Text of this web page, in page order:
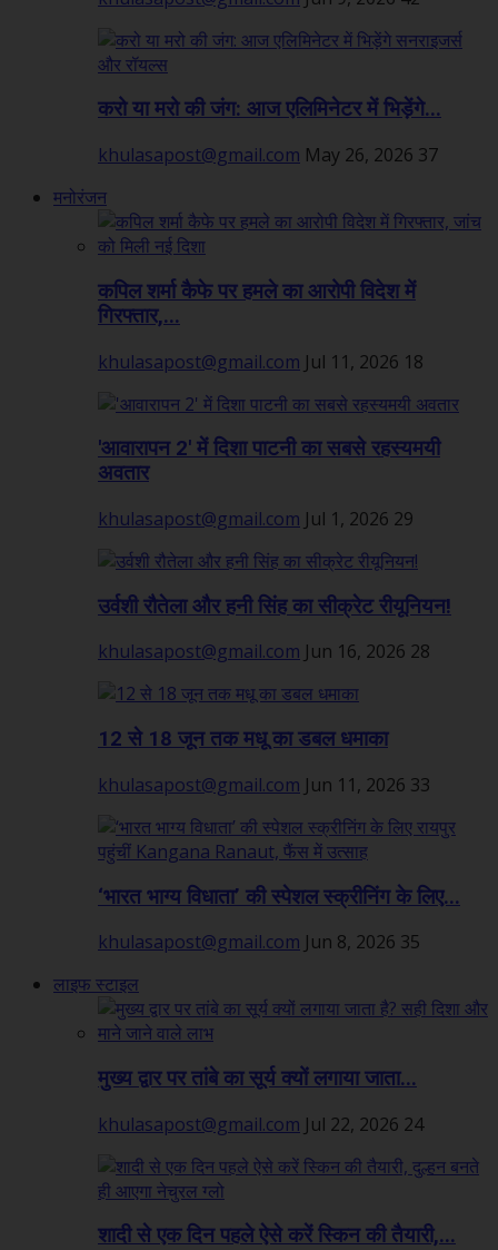
करो या मरो की जंग: आज एलिमिनेटर में भिड़ेंगे...
khulasapost@gmail.com May 26, 2026 37
मनोरंजन
कपिल शर्मा कैफे पर हमले का आरोपी विदेश में
गिरफ्तार,...
khulasapost@gmail.com Jul 11, 2026 18
'आवारापन 2' में दिशा पाटनी का सबसे रहस्यमयी
अवतार
khulasapost@gmail.com Jul 1, 2026 29
उर्वशी रौतेला और हनी सिंह का सीक्रेट रीयूनियन!
khulasapost@gmail.com Jun 16, 2026 28
12 से 18 जून तक मधू का डबल धमाका
khulasapost@gmail.com Jun 11, 2026 33
‘भारत भाग्य विधाता’ की स्पेशल स्क्रीनिंग के लिए...
khulasapost@gmail.com Jun 8, 2026 35
लाइफ स्टाइल
मुख्य द्वार पर तांबे का सूर्य क्यों लगाया जाता...
khulasapost@gmail.com Jul 22, 2026 24
शादी से एक दिन पहले ऐसे करें स्किन की तैयारी,...